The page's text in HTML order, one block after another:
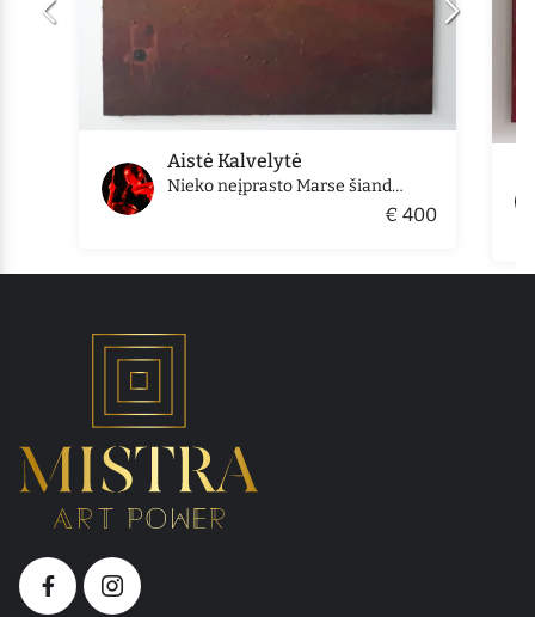
Aistė Kalvelytė
Nieko neįprasto Marse šiandien
€ 400